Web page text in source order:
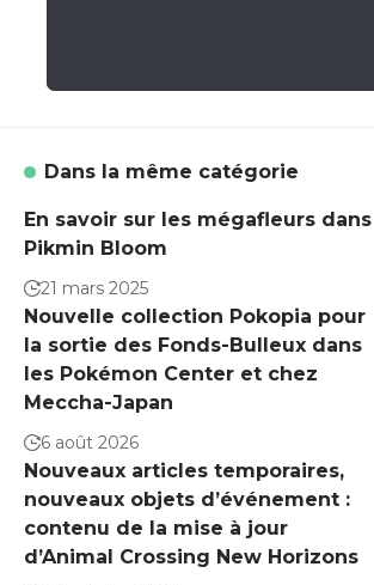
Dans la même catégorie
En savoir sur les mégafleurs dans
Pikmin Bloom
21 mars 2025
Nouvelle collection Pokopia pour
la sortie des Fonds-Bulleux dans
les Pokémon Center et chez
Meccha-Japan
6 août 2026
Nouveaux articles temporaires,
nouveaux objets d’événement :
contenu de la mise à jour
d’Animal Crossing New Horizons